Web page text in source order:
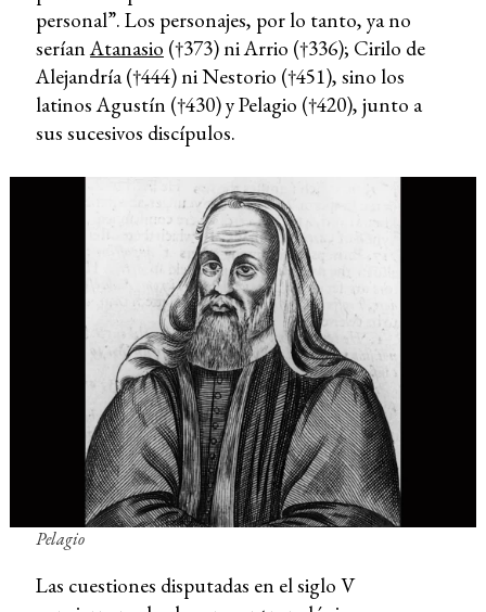
personal”. Los personajes, por lo tanto, ya no
seríanAtanasio (†373) ni Arrio (†336); Cirilo de
Alejandría (†444) ni Nestorio (†451), sino los
latinos Agustín (†430) y Pelagio (†420), junto a
sus sucesivos discípulos.
Pelagio
Las cuestiones disputadas en el siglo V